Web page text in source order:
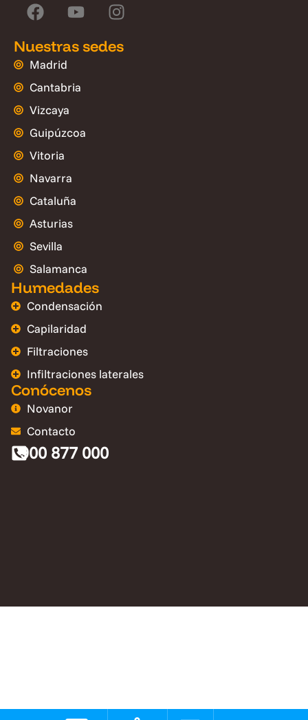
Nuestras sedes
Madrid
Cantabria
Vizcaya
Guipúzcoa
Vitoria
Navarra
Cataluña
Asturias
Sevilla
Salamanca
Humedades
Condensación
Capilaridad
Filtraciones
Infiltraciones laterales
Conócenos
Novanor
Contacto
900 877 000